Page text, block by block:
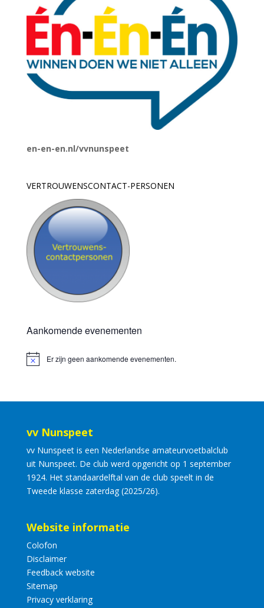
en-en-en.nl/vvnunspeet
VERTROUWENSCONTACT-PERSONEN
Aankomende evenementen
Er zijn geen aankomende evenementen.
vv Nunspeet
vv Nunspeet is een Nederlandse amateurvoetbalclub
uit Nunspeet. De club werd opgericht op 1 september
1924. Het standaardelftal van de club speelt in de
Tweede klasse zaterdag (2025/26).
Website informatie
Colofon
Disclaimer
Feedback website
Sitemap
Privacy verklaring